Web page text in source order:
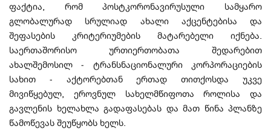
ფაქტია, რომ პოსტკორონავირუსული სამყარო
გლობალურად სრულიად ახალი აქცენტებისა და
შეფასების კრიტერიუმების მატარებელი იქნება.
საერთაშორისო ურთიერთობათა შედარებით
ახალშემოსილ - ტრანსნაციონალური კორპორაციების
სახით - აქტორებთან ერთად თითქოსდა უკვე
მივიწყებულ, ეროვნულ სახელმწიფოთა როლისა და
გავლენის ხელახლა გადაფასებას და მათ წინა პლანზე
წამოწევას შეუწყობს ხელს.